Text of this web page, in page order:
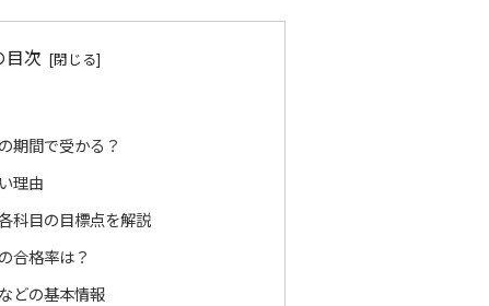
目次
期間で受かる？
理由
科目の目標点を解説
合格率は？
どの基本情報